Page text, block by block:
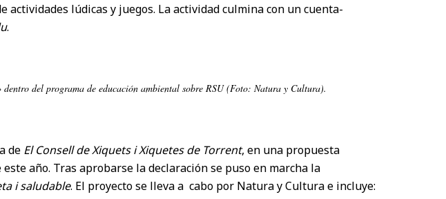
actividades lúdicas y juegos. La actividad culmina con un cuenta-
.
del programa de educación ambiental sobre RSU (Foto: Natura y Cultura).
deEl Consell de Xiquets i Xiquetes de Torrent, en una propuesta
año. Tras aprobarse la declaración se puso en marcha la
i saludable. El proyecto se lleva a cabo por Natura y Cultura e incluye: